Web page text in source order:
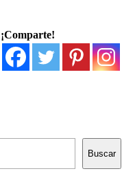
¡Comparte!
Buscar